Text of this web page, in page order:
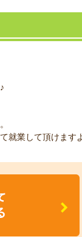
就業して頂けます